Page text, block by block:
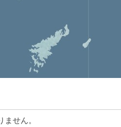
せん。